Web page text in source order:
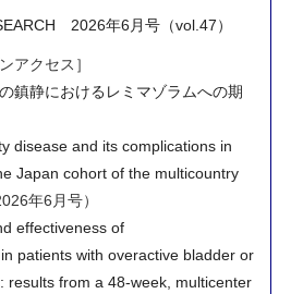
2026年6月号（vol.47）
アクセス］
鎮静におけるレミマゾラムへの期
disease and its complications in
Japan cohort of the multicountry
年6月号）
effectiveness of
patients with overactive bladder or
results from a 48-week, multicenter